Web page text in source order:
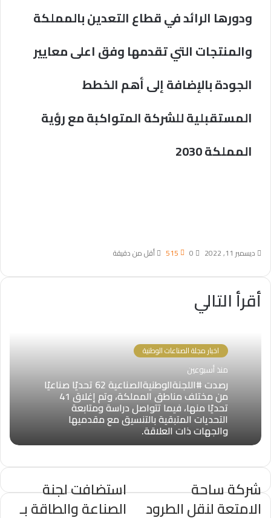
ودورها الرائد في قطاع التعدين بالمملكة
والمنتجات التي تقدمها وفق اعلى معايير
الجودة بالإضافة إلى أهم الخطط
المستقبلية للشركة المتواكبة مع رؤية
المملكة 2030
ديسمبر 11, 2022 0
515 أقل من دقيقة
أقرأ التالي
اخبار مجلة الصناعات الوطنية
منذ أسبوعين
رصدت #اللجنةالوطنيةالصناعية 62 تحديًا صناعيًا
من مختلف مناطق المملكة، وتم إغلاق 41
تحديًا منها، فيما تتواصل دراسة ومتابعة
التحديات المتبقية بالتنسيق مع مقدميها
والجهات ذات العلاقة.
شركة ساحة
الامتعة لنقل الطرود
استضافت لجنة
الصناعة والطاقة بـ